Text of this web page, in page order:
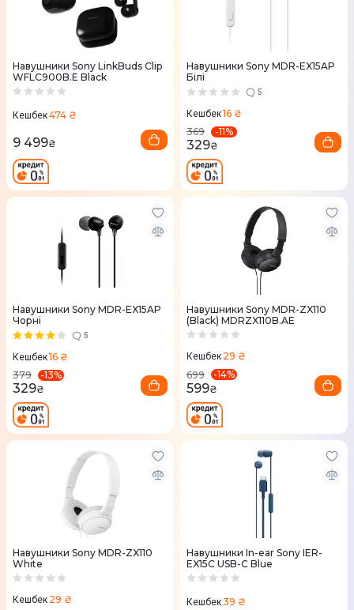
Навушники Sony LinkBuds Clip
WFLC900B.E Black
Кешбек474 ₴
9 499₴
Навушники Sony MDR-EX15AP
Білі
5
Кешбек16 ₴
369
-11%
329₴
Навушники Sony MDR-EX15AP
Чорні
5
Кешбек16 ₴
379
-13%
329₴
Навушники Sony MDR-ZX110
(Black) MDRZX110B.AE
Кешбек 29 ₴
699
-14%
599₴
Навушники Sony MDR-ZX110
White
Кешбек 29 ₴
Навушники In-ear Sony IER-
EX15C USB-C Blue
Кешбек39 ₴